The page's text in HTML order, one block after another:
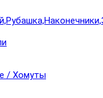
/ Хомуты